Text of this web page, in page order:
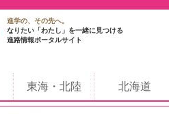
進学の、その先へ。
なりたい「わたし」を一緒に見つける
進路情報ポータルサイト
東海・北陸 北海道